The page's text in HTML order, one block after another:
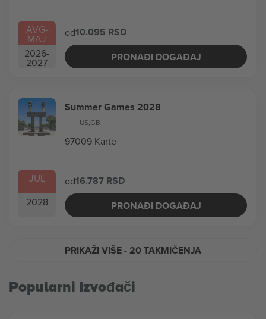
AVG-
MAJ
2026-
2027
od10.095 RSD
PRONAĐI DOGAĐAJ
JUL
2028
Summer Games 2028
US,GB
97009 Karte
od16.787 RSD
PRONAĐI DOGAĐAJ
PRIKAŽI VIŠE- 20 TAKMIČENJA
Popularni Izvođači